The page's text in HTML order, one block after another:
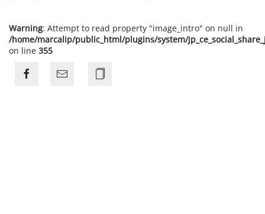
Warning: Attempt to read property "image_intro" on null in
/home/marcalip/public_html/plugins/system/
on line 355